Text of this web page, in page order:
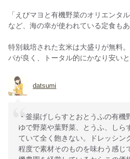
「えびマヨと有機野菜のオリエンタ
など、海の幸が使われている定食もあ
特別栽培された玄米は大盛りが無料
パが良く、トータル的にかなり安いと
datsumi
・釜揚げしらすとおとうふの有機
ゆで野菜や葉野菜、とうふ、しら
ていて全く飽きない。ドレッシン
程度で素材そのものを味わう感じ